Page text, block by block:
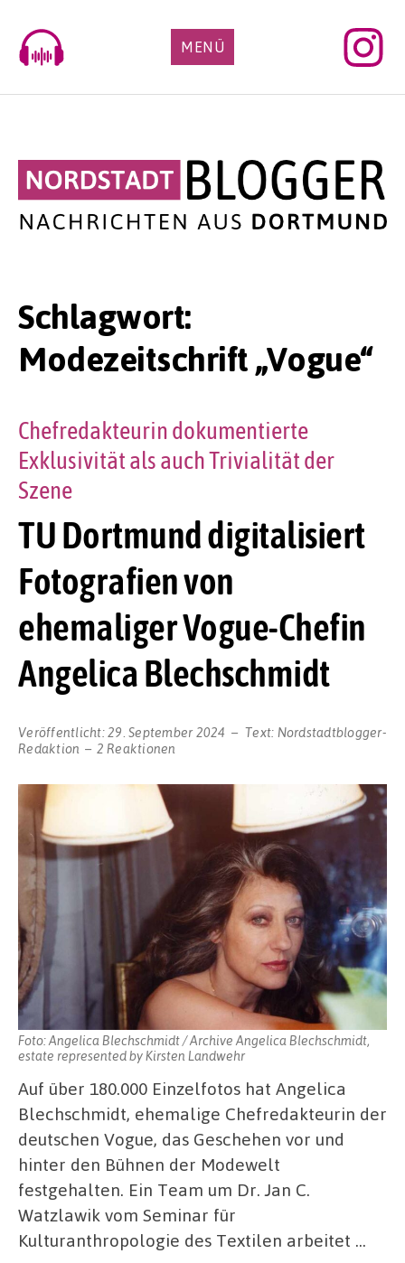
content
MENÜ
Schlagwort:
Modezeitschrift „Vogue“
TU Dortmund digitalisiert
Fotografien von
ehemaliger Vogue-Chefin
Angelica Blechschmidt
Chefredakteurin dokumentierte
Exklusivität als auch Trivialität der
Szene
Veröffentlicht:29. September 2024 Text: Nordstadtblogger-
Redaktion
2 Reaktionen
Foto: Angelica Blechschmidt / Archive Angelica Blechschmidt,
estate represented by Kirsten Landwehr
Auf über 180.000 Einzelfotos hat Angelica
Blechschmidt, ehemalige Chefredakteurin der
deutschen Vogue, das Geschehen vor und
hinter den Bühnen der Modewelt
festgehalten. Ein Team um Dr. Jan C.
Watzlawik vom Seminar für
Kulturanthropologie des Textilen arbeitet …